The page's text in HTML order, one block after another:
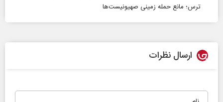
ترس؛ مانع حمله زمینی صهیونیست‌ها
ارسال نظرات